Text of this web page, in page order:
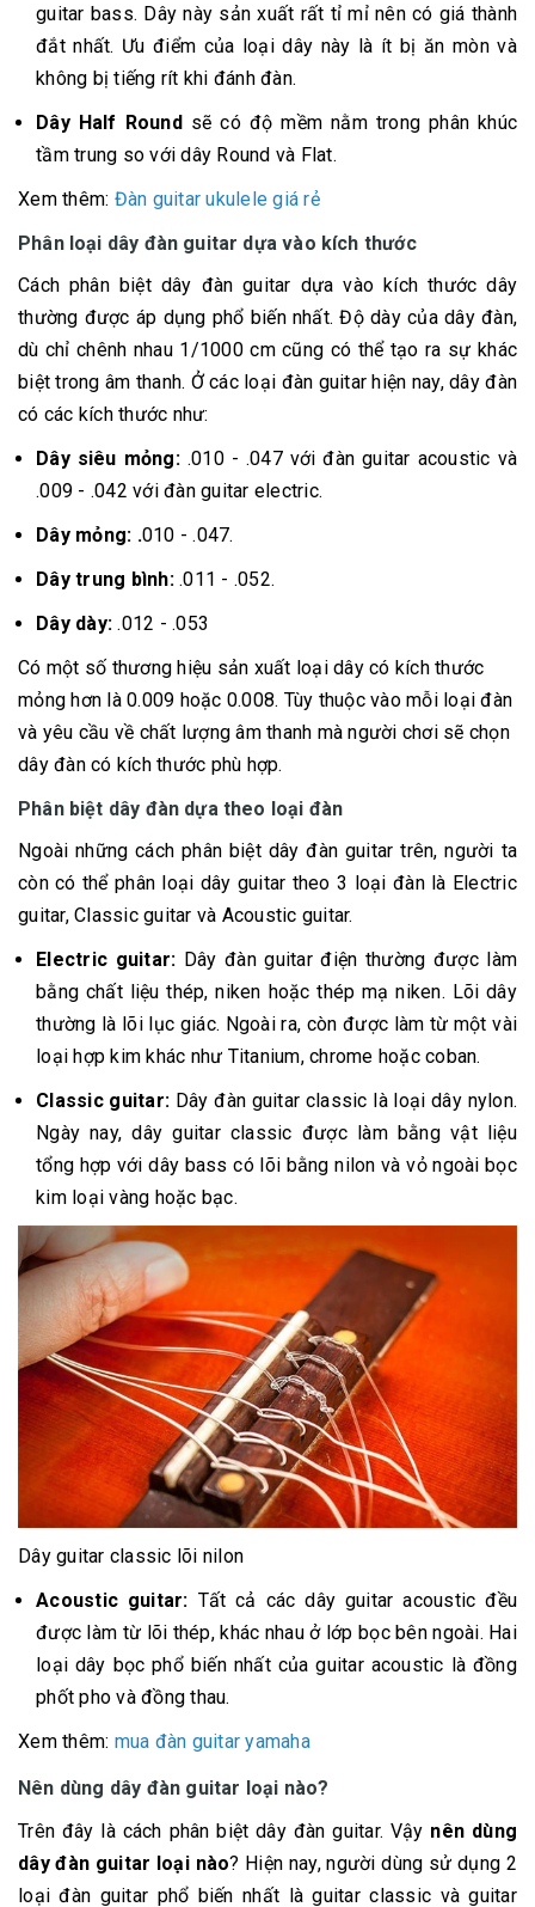
guitar bass. Dây này sản xuất rất tỉ mỉ nên có giá thành
đắt nhất. Ưu điểm của loại dây này là ít bị ăn mòn và
không bị tiếng rít khi đánh đàn.
Dây Half Round sẽ có độ mềm nằm trong phân khúc
tầm trung so với dây Round và Flat.
Xem thêm: Đàn guitar ukulele giá rẻ
Phân loại dây đàn guitar dựa vào kích thước
Cách phân biệt dây đàn guitar dựa vào kích thước dây
thường được áp dụng phổ biến nhất. Độ dày của dây đàn,
dù chỉ chênh nhau 1/1000 cm cũng có thể tạo ra sự khác
biệt trong âm thanh. Ở các loại đàn guitar hiện nay, dây đàn
có các kích thước như:
Dây siêu mỏng:.010 - .047 với đàn guitar acoustic và
.009 - .042 với đàn guitar electric.
Dây mỏng: .010 - .047.
Dây trung bình: .011 - .052.
Dây dày: .012 - .053
Có một số thương hiệu sản xuất loại dây có kích thước
mỏng hơn là 0.009 hoặc 0.008. Tùy thuộc vào mỗi loại đàn
và yêu cầu về chất lượng âm thanh mà người chơi sẽ chọn
dây đàn có kích thước phù hợp.
Phân biệt dây đàn dựa theo loại đàn
Ngoài những cách phân biệt dây đàn guitar trên, người ta
còn có thể phân loại dây guitar theo 3 loại đàn là Electric
guitar, Classic guitar và Acoustic guitar.
Electric guitar: Dây đàn guitar điện thường được làm
bằng chất liệu thép, niken hoặc thép mạ niken. Lõi dây
thường là lõi lục giác. Ngoài ra, còn được làm từ một vài
loại hợp kim khác như Titanium, chrome hoặc coban.
Classic guitar: Dây đàn guitar classic là loại dây nylon.
Ngày nay, dây guitar classic được làm bằng vật liệu
tổng hợp với dây bass có lõi bằng nilon và vỏ ngoài bọc
kim loại vàng hoặc bạc.
Dây guitar classic lõi nilon
Acoustic guitar: Tất cả các dây guitar acoustic đều
được làm từ lõi thép, khác nhau ở lớp bọc bên ngoài. Hai
loại dây bọc phổ biến nhất của guitar acoustic là đồng
phốt pho và đồng thau.
​​​​​​​Xem thêm: mua đàn guitar yamaha
Nên dùng dây đàn guitar loại nào?
Trên đây là cách phân biệt dây đàn guitar. Vậy nên dùng
dây đàn guitar loại nào? Hiện nay, người dùng sử dụng 2
loại đàn guitar phổ biến nhất là guitar classic và guitar